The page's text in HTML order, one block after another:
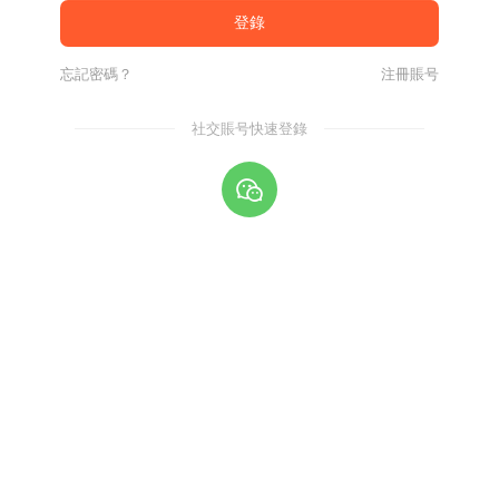
忘記密碼？ 注冊賬号
社交賬号快速登錄